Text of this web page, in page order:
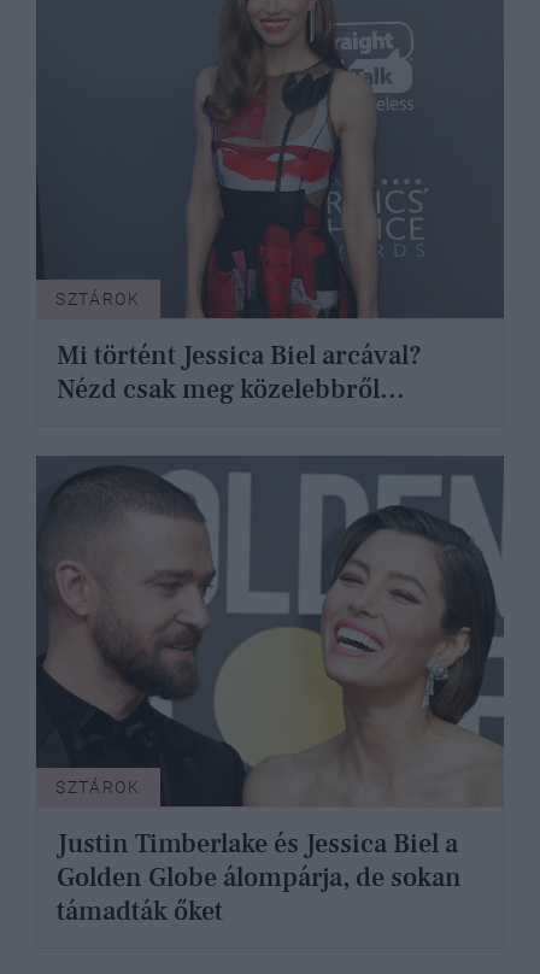
SZTÁROK
Mi történt Jessica Biel arcával?
Nézd csak meg közelebbről...
SZTÁROK
Justin Timberlake és Jessica Biel a
Golden Globe álompárja, de sokan
támadták őket